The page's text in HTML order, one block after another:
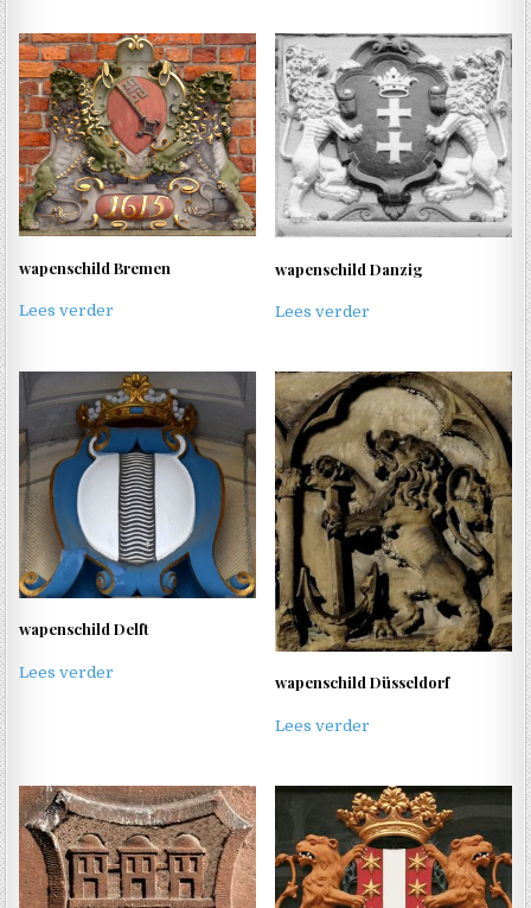
wapenschild Bremen
Lees verder
wapenschild Danzig
Lees verder
wapenschild Delft
Lees verder
wapenschild Düsseldorf
Lees verder